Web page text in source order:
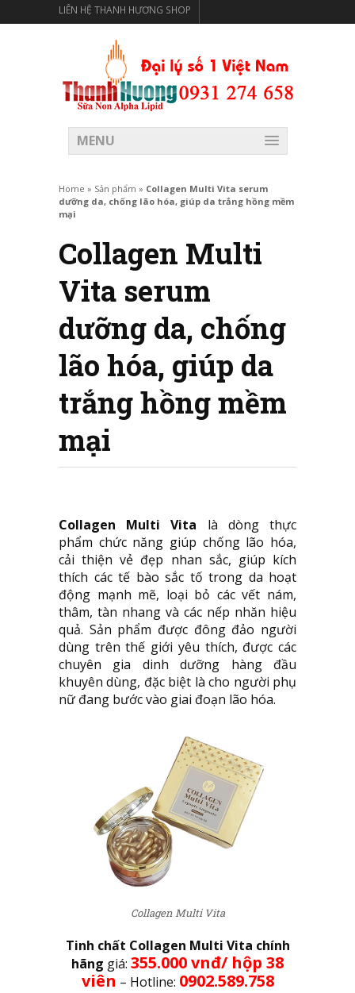
LIÊN HỆ THANH HƯƠNG SHOP
CHO SỨC KHỎE
MENU
Home » Sản phẩm » Collagen Multi Vita serum
dưỡng da, chống lão hóa, giúp da trắng hồng mềm
mại
Collagen Multi
Vita serum
dưỡng da, chống
lão hóa, giúp da
trắng hồng mềm
mại
Collagen Multi Vita là dòng thực
phẩm chức năng giúp chống lão hóa,
cải thiện vẻ đẹp nhan sắc, giúp kích
thích các tế bào sắc tố trong da hoạt
động mạnh mẽ, loại bỏ các vết nám,
thâm, tàn nhang và các nếp nhăn hiệu
quả. Sản phẩm được đông đảo người
dùng trên thế giới yêu thích, được các
chuyên gia dinh dưỡng hàng đầu
khuyên dùng, đặc biệt là cho người phụ
nữ đang bước vào giai đoạn lão hóa.
Collagen Multi Vita
Tinh chất Collagen Multi Vita chính
hãng giá: 355.000 vnđ/ hộp 38
viên – Hotline: 0902.589.758